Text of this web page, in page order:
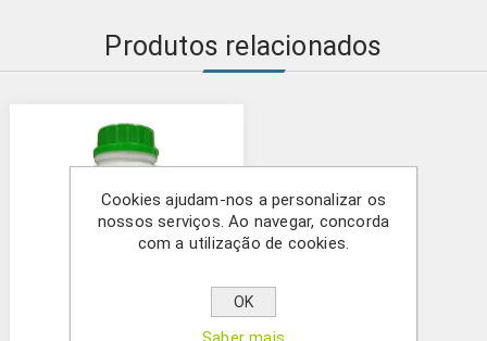
Produtos relacionados
Cookies ajudam-nos a personalizar os
nossos serviços. Ao navegar, concorda
com a utilização de cookies.
OK